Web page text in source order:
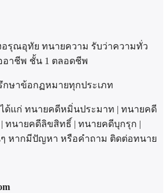
อรุณอุทัย ทนายความ รับว่าความทั่ว
อาชีพ ชั้น 1 ตลอดชีพ
กษาข้อกฏหมายทุกประเภท
ด้แก่ ทนายคดีหมิ่นประมาท | ทนายคดี
ทนายคดีลิขสิทธิ์ | ทนายคดีบุกรุก |
หากมีปัญหา หรือคำถาม ติดต่อทนาย